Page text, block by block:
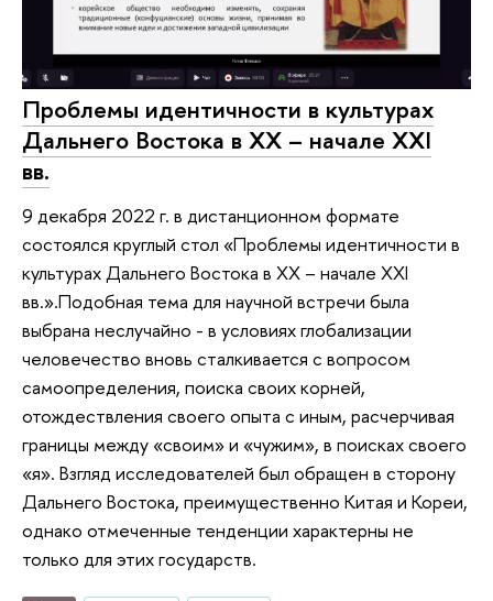
Проблемы идентичности в культурах
Дальнего Востока в ХХ – начале XXI
вв.
9 декабря 2022 г. в дистанционном формате
состоялся круглый стол «Проблемы идентичности в
культурах Дальнего Востока в ХХ – начале XXI
вв.».Подобная тема для научной встречи была
выбрана неслучайно - в условиях глобализации
человечество вновь сталкивается с вопросом
самоопределения, поиска своих корней,
отождествления своего опыта с иным, расчерчивая
границы между «своим» и «чужим», в поисках своего
«я». Взгляд исследователей был обращен в сторону
Дальнего Востока, преимущественно Китая и Кореи,
однако отмеченные тенденции характерны не
только для этих государств.